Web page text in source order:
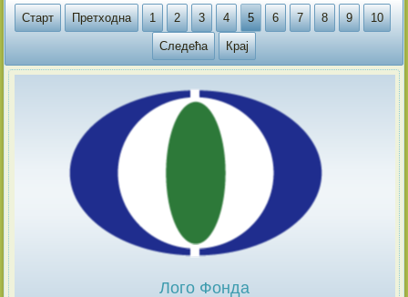
Старт
Претходна 1 2 3 4 5 6 7 8 9 10
Следећа Крај
Лого Фонда